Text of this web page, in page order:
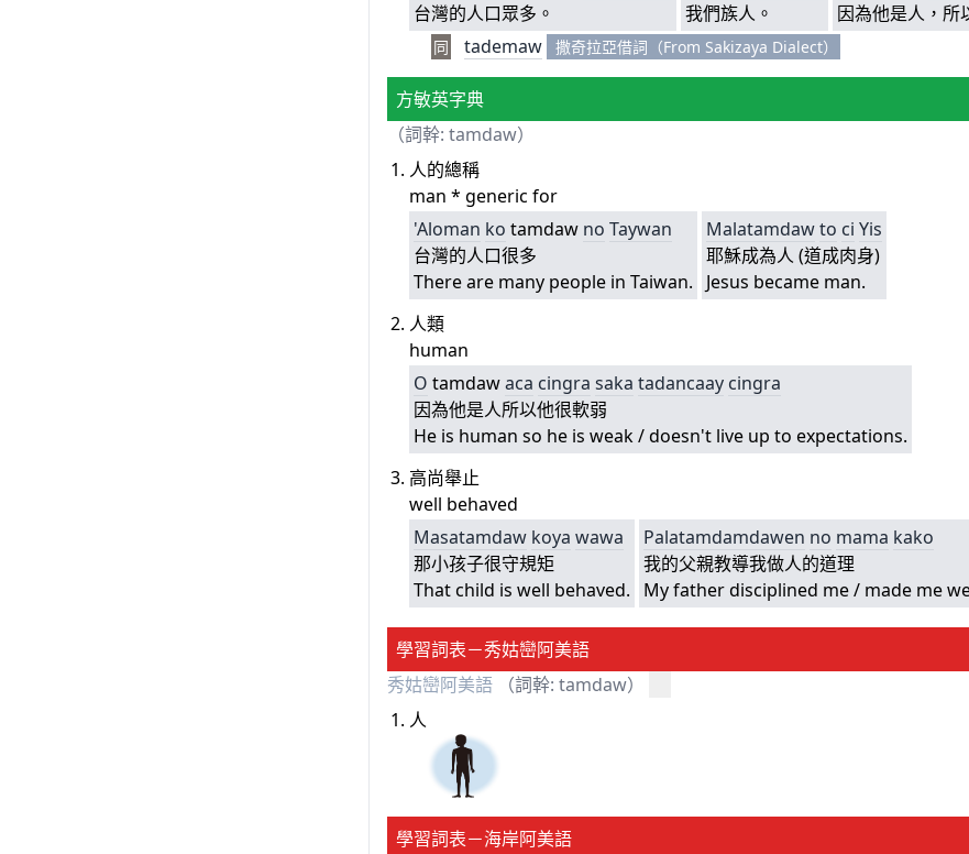
台灣的人口眾多。
我們族人。
因為他是人，所
同 tademaw 撒奇拉亞借詞（From Sakizaya Dialect）
方敏英字典
（詞幹: tamdaw）
人的總稱
man * generic for
'Aloman ko tamdaw no Taywan
台灣的人口很多
There are many people in Taiwan.
Malatamdawto ci Yis
耶穌成為人 (道成肉身)
Jesus became man.
人類
human
O tamdawaca cingra saka tadancaay cingra
因為他是人所以他很軟弱
He is human so he is weak / doesn't live up to expectations.
高尚舉止
well behaved
Masatamdaw koya wawa
那小孩子很守規矩
That child is well behaved.
Palatamdamdawen no mama kako
我的父親教導我做人的道理
My father disciplined me / made me
學習詞表－秀姑巒阿美語
秀姑巒阿美語
（詞幹: tamdaw）
人
學習詞表－海岸阿美語